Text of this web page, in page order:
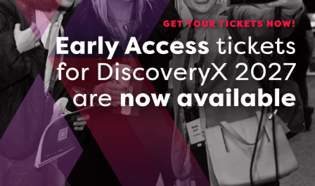
Petite ou moyenne entreprise (PME)
comptant moins de 500 employés au
total
Projet :
Orienté vers un projet pour lequel les
objectifs, les jalons et les résultats en
recherche et développement sont
clairement définis, et à être complétés
pendant la durée du stage
Utilisant idéalement la plateforme du